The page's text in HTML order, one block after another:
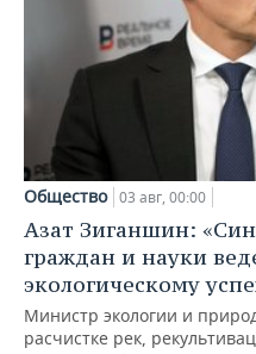
Общество 03 авг, 00:00
Азат Зиганшин:
граждан и науки
экологическому
Министр экологии и
расчистке рек,